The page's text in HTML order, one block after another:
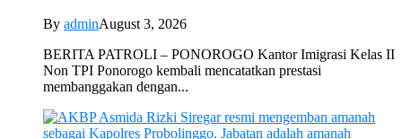
By adminAugust 3, 2026
BERITA PATROLI – PONOROGO Kantor Imigrasi Kelas II
Non TPI Ponorogo kembali mencatatkan prestasi
membanggakan dengan...